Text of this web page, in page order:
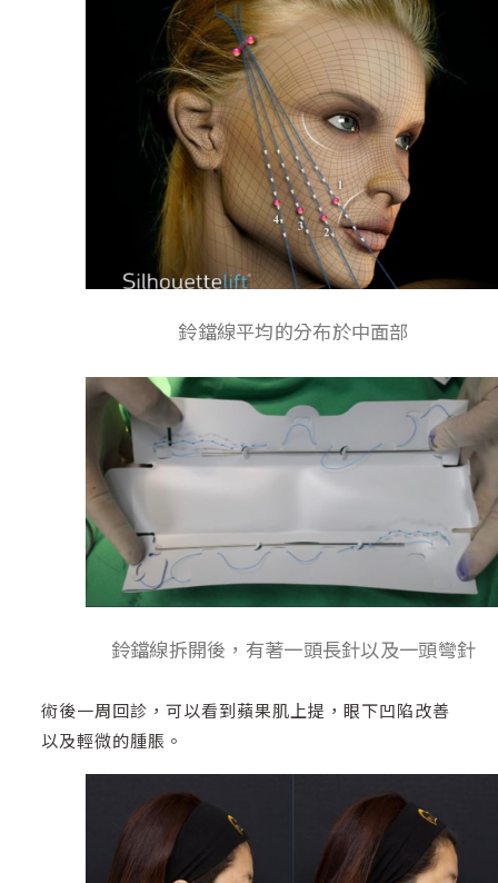
鈴鐺線平均的分布於中面部
鈴鐺線拆開後，有著一頭長針以及一頭彎針
術後一周回診，可以看到蘋果肌上提，眼下凹陷改善
以及輕微的腫脹。